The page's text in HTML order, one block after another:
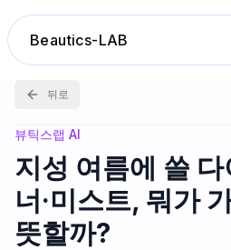
Beautics-LAB
랭킹
성분분석
나의 스킨케어
뒤로
뷰틱스랩 AI
지성 여름에 쓸
너·미스트, 뭐가
뜻할까?